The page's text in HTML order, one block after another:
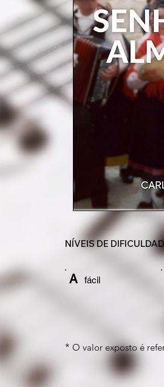
NÍVEIS DE
A fácil
* O valor exposto é